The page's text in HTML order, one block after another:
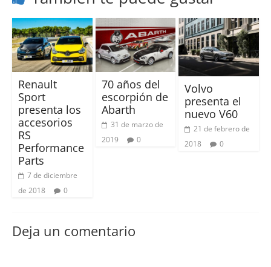
Renault
Sport
presenta los
accesorios
RS
Performance
Parts
7 de diciembre
de 2018
0
70 años del
escorpión de
Abarth
31 de marzo de
2019
0
Volvo
presenta el
nuevo V60
21 de febrero de
2018
0
Deja un comentario